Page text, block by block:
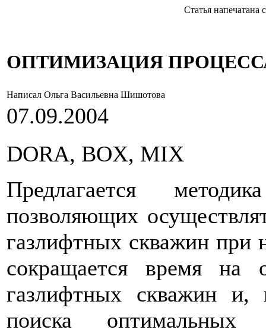
Статья напечатана
ОПТИМИЗАЦИЯ
Написал Ольга Васильевна Шишотова
07.09.2004
DORA, BOX, MIX
Предлагается
позволяющих
газлифтных скважин при
сокращается время на
газлифтных скважин и,
поиска